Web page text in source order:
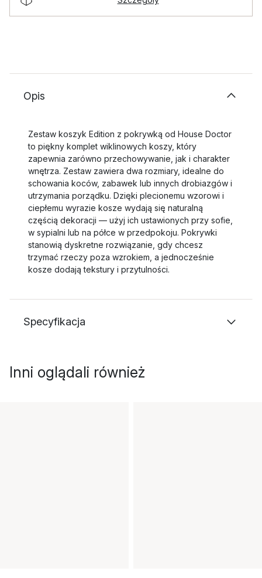
Opis
Zestaw koszyk Edition z pokrywką od House Doctor
to piękny komplet wiklinowych koszy, który
zapewnia zarówno przechowywanie, jak i charakter
wnętrza. Zestaw zawiera dwa rozmiary, idealne do
schowania koców, zabawek lub innych drobiazgów i
utrzymania porządku. Dzięki plecionemu wzorowi i
ciepłemu wyrazie kosze wydają się naturalną
częścią dekoracji — użyj ich ustawionych przy sofie,
w sypialni lub na półce w przedpokoju. Pokrywki
stanowią dyskretne rozwiązanie, gdy chcesz
trzymać rzeczy poza wzrokiem, a jednocześnie
kosze dodają tekstury i przytulności.
Specyfikacja
Inni oglądali również